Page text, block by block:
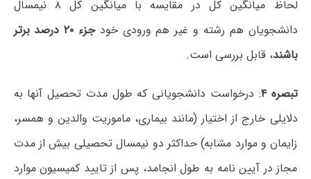
لحاظ میانگین کل در مقایسه با میانگین کل ۸ نیمسال
دانشجویان هم رشته و غیر هم ورودی خود
جزء ۲۰ درصد برتر
باشند، قابل بررسی است.
تبصره ۴ : درخواست دانشجویانی که طول مدت تحصیل آنها به
دلایلی خارج از اختیار (مانند بیماری، ماموریت والدین و همسر،
زایمان و موارد مشابه) حداکثر دو نیمسال تحصیلی بیش از مدت
مجاز در آیین نامه به طول انجامد، پس از تایید کمیسیون موارد